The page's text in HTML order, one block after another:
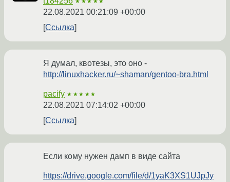
★★★★★
22.08.2021 00:21:09 +00:00
Ссылка
Я думал, квотезы, это оно -
http://linuxhacker.ru/~shaman/gentoo-bra.html
pacify ★★★★★
22.08.2021 07:14:02 +00:00
Ссылка
Если кому нужен дамп в виде сайта
https://drive.google.com/file/d/1yaK3XS1UJpJy